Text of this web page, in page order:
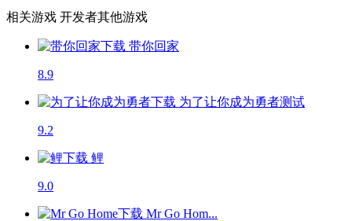
相关游戏 开发者其他游戏
带你回家
8.9
为了让你成为勇者测试
9.2
鲤
9.0
Mr Go Hom...